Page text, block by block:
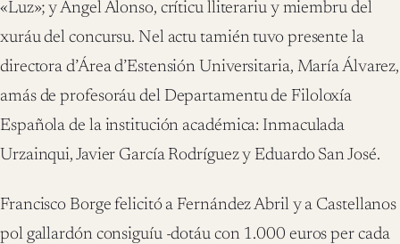
«Luz»; y Ángel Alonso, críticu lliterariu y miembru del
xuráu del concursu. Nel actu tamién tuvo presente la
directora d’Área d’Estensión Universitaria, María Álvarez,
amás de profesoráu del Departamentu de Filoloxía
Española de la institución académica: Inmaculada
Urzainqui, Javier García Rodríguez y Eduardo San José.
Francisco Borge felicitó a Fernández Abril y a Castellanos
pol gallardón consiguíu -dotáu con 1.000 euros per cada